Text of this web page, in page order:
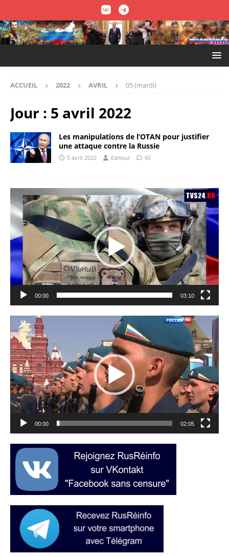
ACCUEIL 2022 AVRIL 05 (mardi)
Jour : 5 avril 2022
Les manipulations de l’OTAN pour justifier
une attaque contre la Russie
5 avril 2022 Editeur 65
Lecteur
vidéo
00:00 03:10
Lecteur
vidéo
00:00 02:05